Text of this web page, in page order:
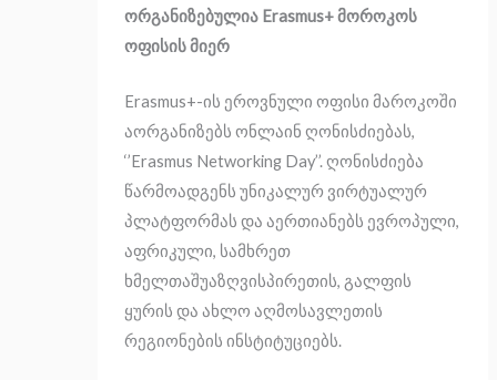
ორგანიზებულია Erasmus+ მოროკოს
ოფისის მიერ
Erasmus+-ის ეროვნული ოფისი მაროკოში
აორგანიზებს ონლაინ ღონისძიებას,
‘’Erasmus Networking Day’’. ღონისძიება
წარმოადგენს უნიკალურ ვირტუალურ
პლატფორმას და აერთიანებს ევროპული,
აფრიკული, სამხრეთ
ხმელთაშუაზღვისპირეთის, გალფის
ყურის და ახლო აღმოსავლეთის
რეგიონების ინსტიტუციებს.